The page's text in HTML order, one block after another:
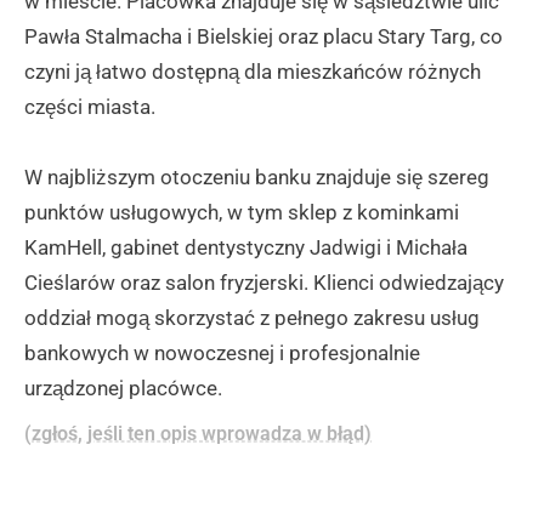
Pawła Stalmacha i Bielskiej oraz placu Stary Targ, co
czyni ją łatwo dostępną dla mieszkańców różnych
części miasta.
W najbliższym otoczeniu banku znajduje się szereg
punktów usługowych, w tym sklep z kominkami
KamHell, gabinet dentystyczny Jadwigi i Michała
Cieślarów oraz salon fryzjerski. Klienci odwiedzający
oddział mogą skorzystać z pełnego zakresu usług
bankowych w nowoczesnej i profesjonalnie
urządzonej placówce.
(zgłoś, jeśli ten opis wprowadza w błąd)